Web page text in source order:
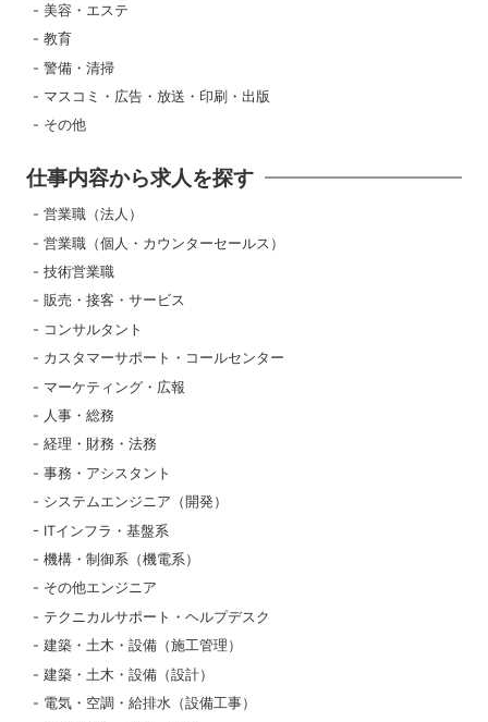
美容・エステ
教育
警備・清掃
マスコミ・広告・放送・印刷・出版
その他
仕事内容から求人を探す
営業職（法人）
営業職（個人・カウンターセールス）
技術営業職
販売・接客・サービス
コンサルタント
カスタマーサポート・コールセンター
マーケティング・広報
人事・総務
経理・財務・法務
事務・アシスタント
システムエンジニア（開発）
ITインフラ・基盤系
機構・制御系（機電系）
その他エンジニア
テクニカルサポート・ヘルプデスク
建築・土木・設備（施工管理）
建築・土木・設備（設計）
電気・空調・給排水（設備工事）